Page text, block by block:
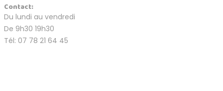
Contact:
Du lundi au vendredi
De 9h30 19h30
Tél: 07 78 21 64 45